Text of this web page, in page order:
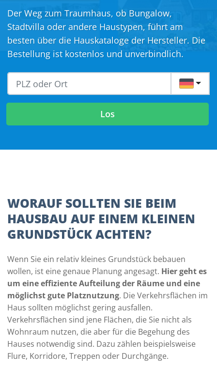
Der Weg zum Traumhaus, ob Bungalow,
Stadtvilla oder andere Haustypen, führt am
besten über die Hauskataloge der Hersteller. Die
Bestellung ist kostenlos und unverbindlich.
DE
Los
WORAUF SOLLTEN SIE BEIM
HAUSBAU AUF EINEM KLEINEN
GRUNDSTÜCK ACHTEN?
Wenn Sie ein relativ kleines Grundstück bebauen
wollen, ist eine genaue Planung angesagt. Hier geht es
um eine effiziente Aufteilung der Räume und eine
möglichst gute Platznutzung. Die Verkehrsflächen im
Haus sollten möglichst gering ausfallen.
Verkehrsflächen sind jene Flächen, die Sie nicht als
Wohnraum nutzen, die aber für die Begehung des
Hauses notwendig sind. Dazu zählen beispielsweise
Flure, Korridore, Treppen oder Durchgänge.